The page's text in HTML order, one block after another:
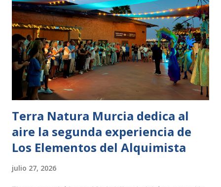
sobre los cambios de comportamiento que pueden
producirse ante este fenómeno natural. En el caso de Terra
Natura Benidorm, el estudio se centrará en los elefantes
asiáticos y los monos ardilla. Ambas especies serán
monitorizadas mediante cámaras de alta definición y
sistemas de grabación continua que permitirán registrar
tanto su comportamiento como sus posibles cambi...
Terra Natura Murcia dedica al
aire la segunda experiencia de
Los Elementos del Alquimista
julio 27, 2026